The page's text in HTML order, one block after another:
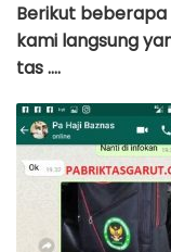
Berikut
kami langsung
tas ….